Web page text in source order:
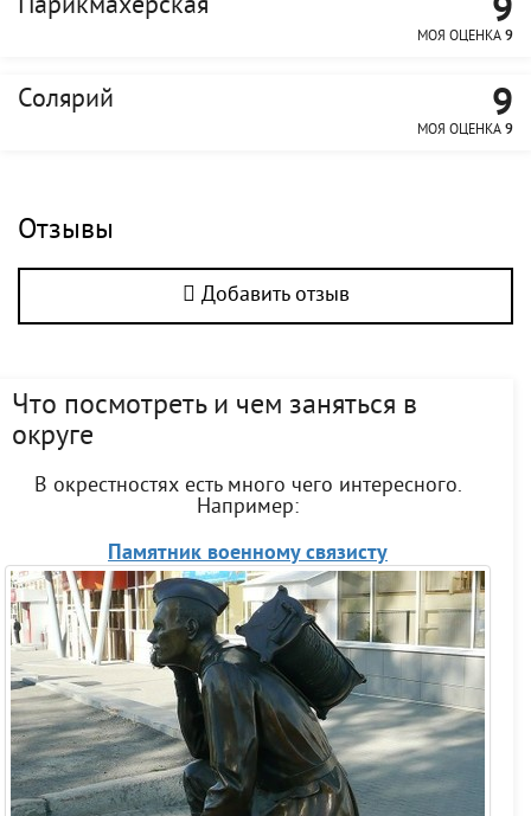
Парикмахерская 9
МОЯ ОЦЕНКА 9
Солярий 9
МОЯ ОЦЕНКА 9
Отзывы
Добавить отзыв
Что посмотреть и чем заняться в
округе
В окрестностях есть много чего интересного.
Например:
Памятник военному связисту